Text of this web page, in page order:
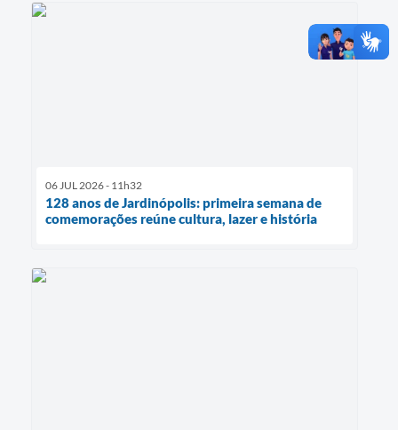
06 JUL 2026 - 11h32
128 anos de Jardinópolis: primeira semana de
comemorações reúne cultura, lazer e história